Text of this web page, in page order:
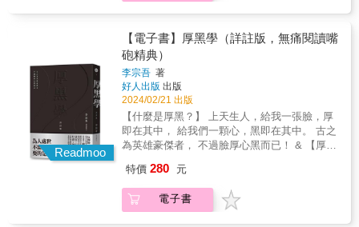
宗吾。以嘲諷的文字，寫下了厚黑系列多篇文
章。不僅轟動當時學術界，也成為後來的暢銷
書。厚黑學除了反映了人性黑暗自私的一面，
也反映了人們的處世之道。「臉皮要厚而無
形，心要黑而無色，這樣才能成為英雄豪
傑。」「三國英雄，首推曹操，他的特長，全
在心黑。」「楚漢的時候，有一個人，臉皮最
厚，心不黑，終歸失敗，此人為誰？就是人人
知道的韓信。」「厚黑的施用，定要糊一層仁
義道德，不能把它赤裸裸的表現出來。」「厚
否則不如不學，安分守己，還免得挨打。」
「厚黑學，如利刃然，用以誅叛逆則善，用以
屠良民則惡。善與惡，何關於刃。故用厚黑以
Readmoo
【電子書】厚黑學（詳註版，無痛閱讀嘴
砲精典）
李宗吾 著
好人出版 出版
2024/02/21 出版
【什麼是厚黑？】 上天生人，給我一張臉，厚
即在其中， 給我們一顆心，黑即在其中。 古之
為英雄豪傑者， 不過臉厚心黑而已！ & 【厚黑
名嘴不是今日才有 厚黑教主李宗吾 一百年前就
已重新定義中華文化 反傳統、反權威的覺青正
義祖宗 嘴砲四射，橫掃食古不化的腐儒 痛罵臉
特價 280 元
電子書